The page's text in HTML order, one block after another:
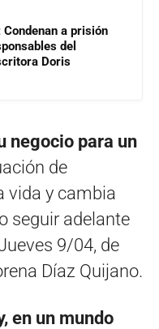
a prisión
del
Doris
negocio para un
de
vida y cambia
seguir adelante
9/04, de
Díaz Quijano.
en un mundo